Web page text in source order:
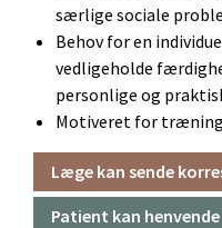
særlige sociale
Behov for en
vedligeholde
personlige og
Motiveret for
Læge kan sende
Patient kan